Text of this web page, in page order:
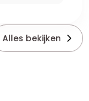
Alles bekijken